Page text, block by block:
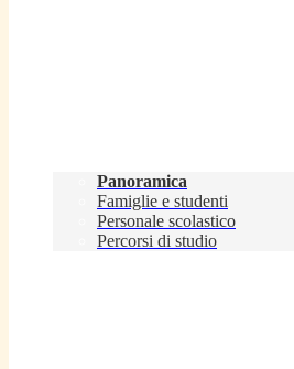
Panoramica
Famiglie e studenti
Personale scolastico
Percorsi di studio